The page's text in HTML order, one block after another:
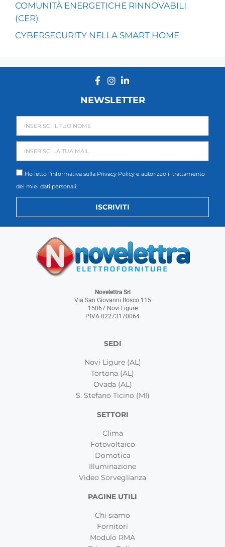
COMUNITÀ ENERGETICHE RINNOVABILI
(CER)
CYBERSECURITY NELLA SMART HOME
NEWSLETTER
Ho letto l'informativa sulla Privacy Policy e autorizzo il trattamento
dei miei dati personali.
ISCRIVITI
Novelettra Srl
Via San Giovanni Bosco 115
15067 Novi Ligure
P.IVA 02273170064
SEDI
Novi Ligure (AL)
Tortona (AL)
Ovada (AL)
S. Stefano Ticino (MI)
SETTORI
Clima
Fotovoltaico
Domotica
Illuminazione
Video Sorveglianza
PAGINE UTILI
Chi siamo
Fornitori
Modulo RMA